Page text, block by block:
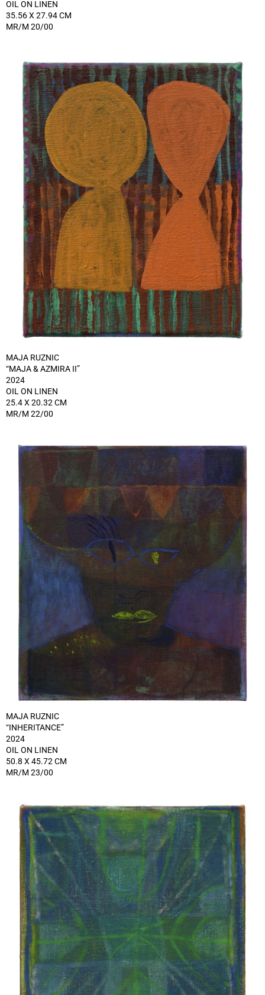
OIL ON LINEN
35.56 X 27.94 CM
MR/M 20/00
MAJA RUZNIC
“MAJA & AZMIRA II”
2024
OIL ON LINEN
25.4 X 20.32 CM
MR/M 22/00
MAJA RUZNIC
“INHERITANCE”
2024
OIL ON LINEN
50.8 X 45.72 CM
MR/M 23/00